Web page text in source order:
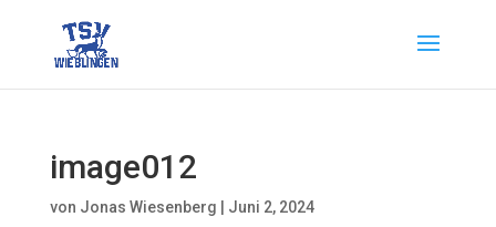
image012
von Jonas Wiesenberg Juni 2, 2024